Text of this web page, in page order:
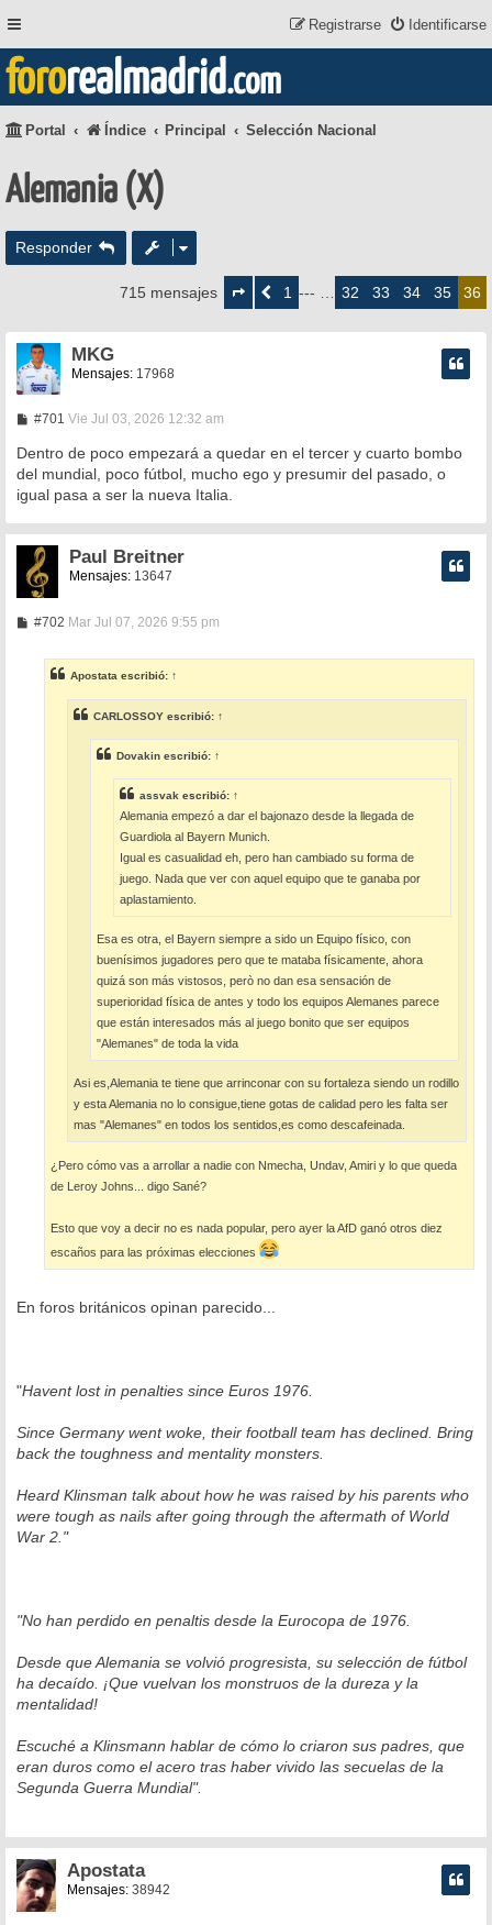
Identificarse
Registrarse
fororealmadrid.com
Portal Índice Principal Selección Nacional
Alemania (X)
Responder
715 mensajes
deAnterior1 --- … 32 33 34 35 36
MKG
Mensajes: 17968
#701 M
n
a
j
Vie Jul 03, 2026 12:32 am
Dentro de poco empezará a quedar en el tercer y cuarto bombo
del mundial, poco fútbol, mucho ego y presumir del pasado, o
igual pasa a ser la nueva Italia.
Paul Breitner
Mensajes:13647
#702M
s
a
Mar Jul 07, 2026 9:55 pm
Apostata escribió: ↑
CARLOSSOY escribió: ↑
Dovakin escribió: ↑
assvak escribió: ↑
Alemania empezó a dar el bajonazo desde la llegada de
Guardiola al Bayern Munich.
Igual es casualidad eh, pero han cambiado su forma de
juego. Nada que ver con aquel equipo que te ganaba por
aplastamiento.
Esa es otra, el Bayern siempre a sido un Equipo físico, con
buenísimos jugadores pero que te mataba físicamente, ahora
quizá son más vistosos, però no dan esa sensación de
superioridad física de antes y todo los equipos Alemanes parece
que están interesados más al juego bonito que ser equipos
"Alemanes" de toda la vida
Asi es,Alemania te tiene que arrinconar con su fortaleza siendo un rodillo
y esta Alemania no lo consigue,tiene gotas de calidad pero les falta ser
mas "Alemanes" en todos los sentidos,es como descafeinada.
¿Pero cómo vas a arrollar a nadie con Nmecha, Undav, Amiri y lo que queda
de Leroy Johns... digo Sané?
Esto que voy a decir no es nada popular, pero ayer la AfD ganó otros diez
escaños para las próximas elecciones
En foros británicos opinan parecido...
"Havent lost in penalties since Euros 1976.
Since Germany went woke, their football team has declined. Bring
back the toughness and mentality monsters.
Heard Klinsman talk about how he was raised by his parents who
were tough as nails after going through the aftermath of World
War 2."
"No han perdido en penaltis desde la Eurocopa de 1976.
Desde que Alemania se volvió progresista, su selección de fútbol
ha decaído. ¡Que vuelvan los monstruos de la dureza y la
mentalidad!
Escuché a Klinsmann hablar de cómo lo criaron sus padres, que
eran duros como el acero tras haber vivido las secuelas de la
Segunda Guerra Mundial".
Apostata
Mensajes:38942